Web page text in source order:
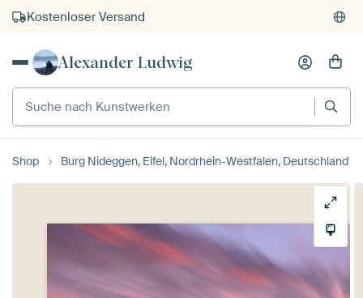
Kostenloser Versand
Kauf auf Rechnung
Alexander Ludwig
Suche nach Kunstwerken
Shop Burg Nideggen, Eifel, Nordrhein-Westfalen, Deutschland